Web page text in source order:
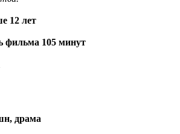
12 лет
фильма 105 минут
драма